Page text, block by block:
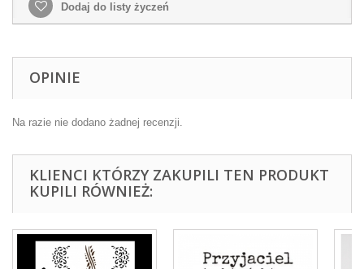
Dodaj do listy życzeń
OPINIE
Na razie nie dodano żadnej recenzji.
KLIENCI KTÓRZY ZAKUPILI TEN PRODUKT
KUPILI RÓWNIEŻ: